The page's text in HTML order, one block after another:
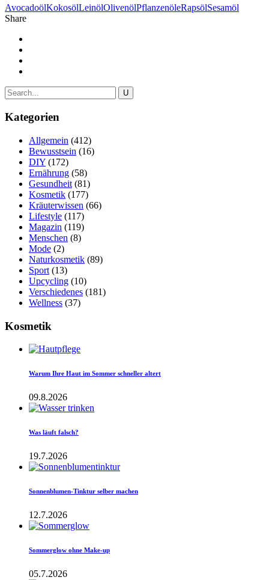
AvocadoölKokosölLeinölOlivenölPflanzenöleRapsölSesamöl
Share
Kategorien
Allgemein (412)
Bewusstsein (16)
DIY (172)
Ernährung (58)
Gesundheit (81)
Kosmetik (177)
Kräuterwissen (66)
Lifestyle (117)
Magazin (119)
Menschen (8)
Mode (2)
Naturkosmetik (89)
Sport (13)
Upcycling (10)
Verschiedenes (181)
Wellness (37)
Kosmetik
Warum Ihre Haut im Sommer schneller altert
09.8.2026
Was läuft falsch?
19.7.2026
Sonnenblumen-Tinktur selber machen
12.7.2026
Sommerglow ohne Make-up
05.7.2026